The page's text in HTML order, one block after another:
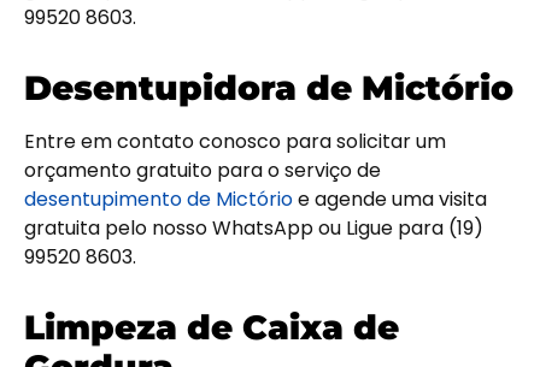
99520 8603.
Desentupidora de Mictório
Entre em contato conosco para solicitar um
orçamento gratuito para o serviço de
desentupimento de Mictórioe agende uma visita
gratuita pelo nosso WhatsApp ou Ligue para (19)
99520 8603.
Limpeza de Caixa de